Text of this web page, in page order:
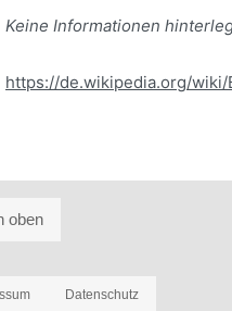
Keine Informationen
https://de.wikipedia.org/wiki/
oben
Datenschutz